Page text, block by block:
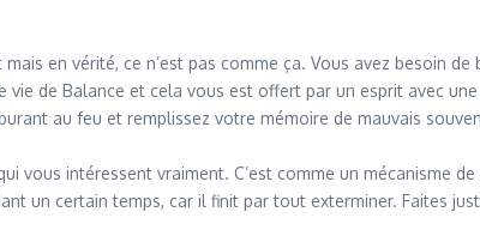
en vérité, ce n’est pas comme ça. Vous avez besoin
de Balance et cela vous est offert par un esprit avec
au feu et remplissez votre mémoire de mauvais
vous intéressent vraiment. C’est comme un mécanisme
un certain temps, car il finit par tout exterminer. Faites